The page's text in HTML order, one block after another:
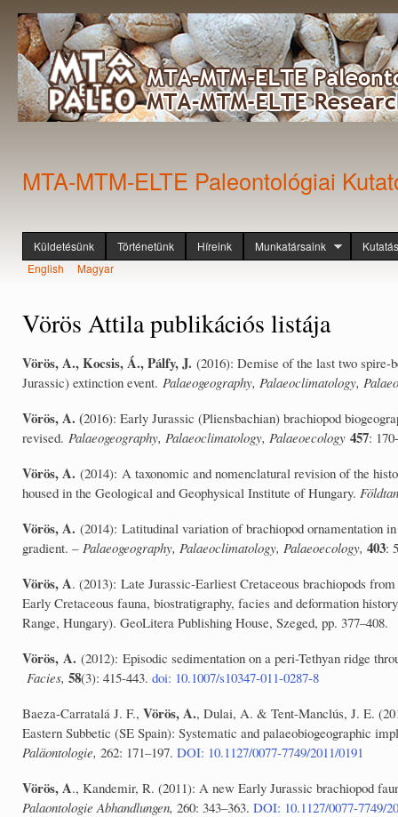
MTA-MTM-ELTE Paleontológiai
Főmenü
Küldetésünk Történetünk Híreink Munkatársaink
Nyelvek
English Magyar
Vörös Attila publikációs listája
Vörös, A., Kocsis, Á., Pálfy, J. (2016): Demise of the last two spire-
Jurassic) extinction event. Palaeogeography, Palaeoclimatology,
Vörös, A. (2016): Early Jurassic (Pliensbachian) brachiopod
revised. Palaeogeography, Palaeoclimatology, Palaeoecology 457:
Vörös, A. (2014): A taxonomic and nomenclatural revision of the
housed in the Geological and Geophysical Institute of Hungary.
Vörös, A. (2014): Latitudinal variation of brachiopod ornamentation
gradient. – Palaeogeography, Palaeoclimatology, Palaeoecology, 403:
Vörös, A. (2013): Late Jurassic-Earliest Cretaceous brachiopods
Early Cretaceous fauna, biostratigraphy, facies and deformation
Range, Hungary). GeoLitera Publishing House, Szeged, pp. 377–408.
Vörös, A. (2012): Episodic sedimentation on a peri-Tethyan ridge
Facies, 58(3): 415-443. doi: 10.1007/s10347-011-0287-8
Baeza-Carratalá J. F., Vörös, A., Dulai, A. & Tent-Manclús, J. E.
Eastern Subbetic (SE Spain): Systematic and palaeobiogeographic
Paläontologie, 262: 171–197. DOI: 10.1127/0077-7749/2011/0191
Vörös, A., Kandemir, R. (2011): A new Early Jurassic brachiopod
Palaontologie Abhandlungen, 260: 343–363. DOI: 10.1127/0077-7749/